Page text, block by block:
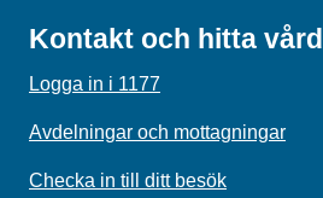
Kontakt och hitta vård
Logga in i 1177
Avdelningar och mottagningar
Checka in till ditt besök